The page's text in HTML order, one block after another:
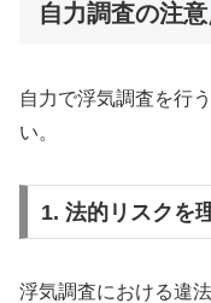
自力調査の注
自力で浮気調査を行
い。
1. 法的リスクを
浮気調査における違